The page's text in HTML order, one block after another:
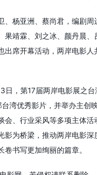
、杨亚洲、蔡尚君，编剧周
果靖霖、刘之冰、颜丹晨、
出席开幕活动，两岸电影人
日，第17届两岸电影展之台
湾优秀影片，并举办主创映
会、行业采风等多项主体活
影为桥梁，推动两岸电影深
卷书写更加绚丽的篇章。